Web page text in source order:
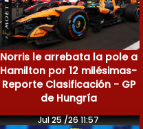
Norris le arrebata la pole a
Hamilton por 12 milésimas-
Reporte Clasificación - GP
de Hungría
Jul 25 /26 11:57